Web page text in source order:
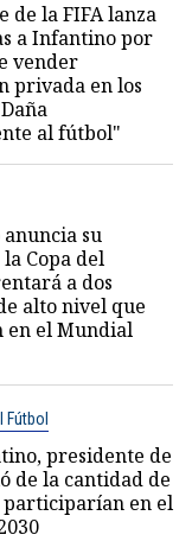
de la FIFA lanza
a Infantino por
vender
privada en los
al fútbol"
su
Copa del
a dos
alto nivel que
el Mundial
Fútbol
presidente de
de la cantidad de
participarían en el